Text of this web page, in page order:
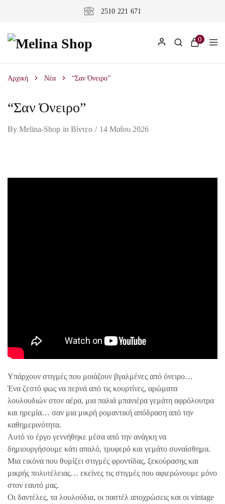
2510 221 671
0
Αρχική Νέα “Σαν Όνειρο”
“Σαν Όνειρο”
By Melina-Shop in Βίντεο 14 Μαΐου 2026
Υπάρχουν στιγμές που μοιάζουν βγαλμένες από όνειρο…
Ένα ζεστό φως να περνά από τις κουρτίνες, αρώματα
λουλουδιών στον αέρα, μια παλιά μπανιέρα γεμάτη αφρόλουτρα
και ηρεμία… σαν μια μικρή ρομαντική απόδραση από την
καθημερινότητα.
Αυτό το έργο γεννήθηκε μέσα από την ανάγκη να
δημιουργήσουμε κάτι απαλό, τρυφερό και γεμάτο συναίσθημα.
Μια εικόνα που θυμίζει στιγμές φροντίδας, ξεκούρασης και
μικρής πολυτέλειας… εκείνες τις στιγμές που αφιερώνουμε μόνο
στον εαυτό μας.
Οι δαντέλες, τα λουλούδια, οι παστέλ αποχρώσεις και οι vintage